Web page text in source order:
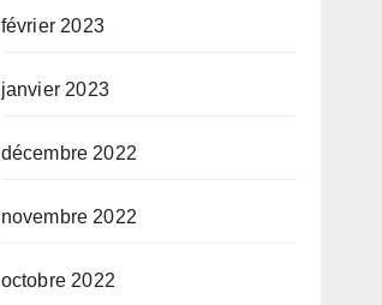
février 2023
janvier 2023
décembre 2022
novembre 2022
octobre 2022